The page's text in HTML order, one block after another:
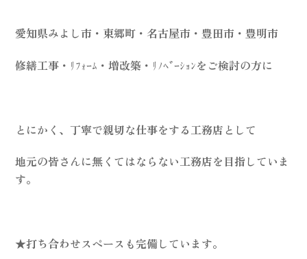
愛知県みよし市・東郷町・名古屋市・豊田市・豊明市
修繕工事・ﾘﾌｫｰﾑ・増改築・ﾘﾉﾍﾞｰｼｮﾝをご検討の方に
とにかく、丁寧で親切な仕事をする工務店として
地元の皆さんに無くてはならない工務店を目指していま
す。
★打ち合わせスペースも完備しています。